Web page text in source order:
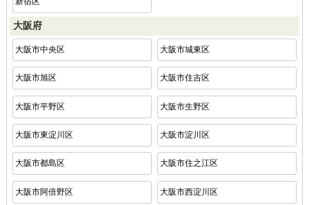
大阪府
大阪市中央区 大阪市城東区
大阪市旭区 大阪市住吉区
大阪市平野区 大阪市生野区
大阪市東淀川区 大阪市淀川区
大阪市都島区 大阪市住之江区
大阪市阿倍野区 大阪市西淀川区